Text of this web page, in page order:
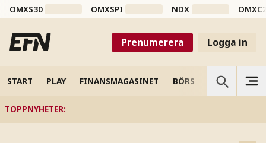
OMXS30 OMXSPI NDX
Prenumerera Logga in
START PLAY FINANSMAGASINET BÖRS VETENSKAP
TOPPNYHETER: